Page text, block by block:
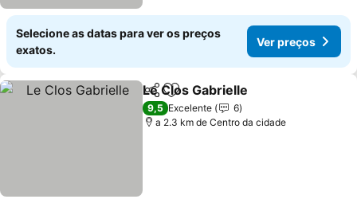
Selecione as datas para ver os preços
exatos.
Ver preços
PartilharAdicionar aos favoritos
Le Clos Gabrielle
9,5 Excelente
6
a 2.3 km de Centro da cidade